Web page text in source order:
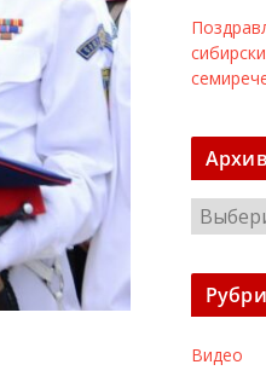
р
х
ы
Видео